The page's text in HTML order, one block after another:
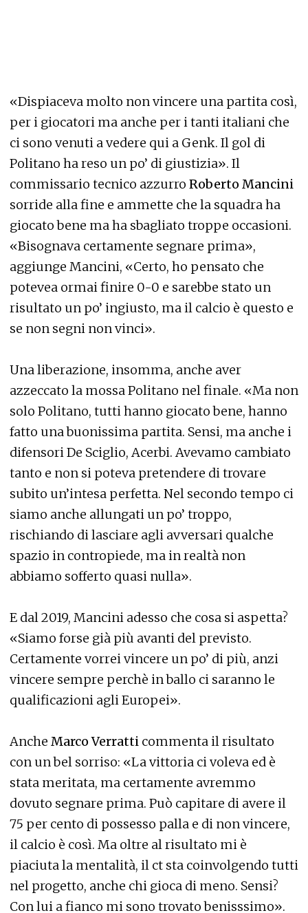
«Dispiaceva molto non vincere una partita così,
per i giocatori ma anche per i tanti italiani che
ci sono venuti a vedere qui a Genk. Il gol di
Politano ha reso un po’ di giustizia». Il
commissario tecnico azzurro Roberto Mancini
sorride alla fine e ammette che la squadra ha
giocato bene ma ha sbagliato troppe occasioni.
«Bisognava certamente segnare prima»,
aggiunge Mancini, «Certo, ho pensato che
potevea ormai finire 0-0 e sarebbe stato un
risultato un po’ ingiusto, ma il calcio è questo e
se non segni non vinci».
Una liberazione, insomma, anche aver
azzeccato la mossa Politano nel finale. «Ma non
solo Politano, tutti hanno giocato bene, hanno
fatto una buonissima partita. Sensi, ma anche i
difensori De Sciglio, Acerbi. Avevamo cambiato
tanto e non si poteva pretendere di trovare
subito un’intesa perfetta. Nel secondo tempo ci
siamo anche allungati un po’ troppo,
rischiando di lasciare agli avversari qualche
spazio in contropiede, ma in realtà non
abbiamo sofferto quasi nulla».
E dal 2019, Mancini adesso che cosa si aspetta?
«Siamo forse già più avanti del previsto.
Certamente vorrei vincere un po’ di più, anzi
vincere sempre perchè in ballo ci saranno le
qualificazioni agli Europei».
Anche Marco Verratti commenta il risultato
con un bel sorriso: «La vittoria ci voleva ed è
stata meritata, ma certamente avremmo
dovuto segnare prima. Può capitare di avere il
75 per cento di possesso palla e di non vincere,
il calcio è così. Ma oltre al risultato mi è
piaciuta la mentalità, il ct sta coinvolgendo tutti
nel progetto, anche chi gioca di meno. Sensi?
Con lui a fianco mi sono trovato benisssimo».